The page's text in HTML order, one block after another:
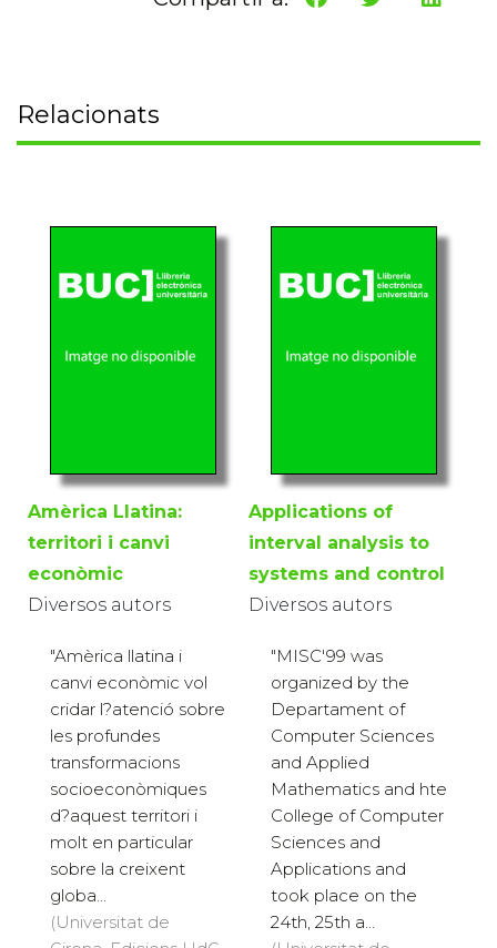
Relacionats
Amèrica Llatina:
territori i canvi
econòmic
Diversos autors
"Amèrica llatina i
canvi econòmic vol
cridar l?atenció sobre
les profundes
transformacions
socioeconòmiques
d?aquest territori i
molt en particular
sobre la creixent
globa...
(Universitat de
Applications of
interval analysis to
systems and control
Diversos autors
"MISC'99 was
organized by the
Departament of
Computer Sciences
and Applied
Mathematics and hte
College of Computer
Sciences and
Applications and
took place on the
24th, 25th a...